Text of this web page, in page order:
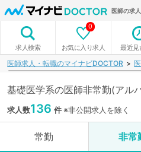
医師の求
求人検索 お気に入り求人
0
最近見
医師求人・転職のマイナビDOCTOR
基礎医学系の医師非常勤(アル
求人数136 件※非公開求人を除く
常勤 非常